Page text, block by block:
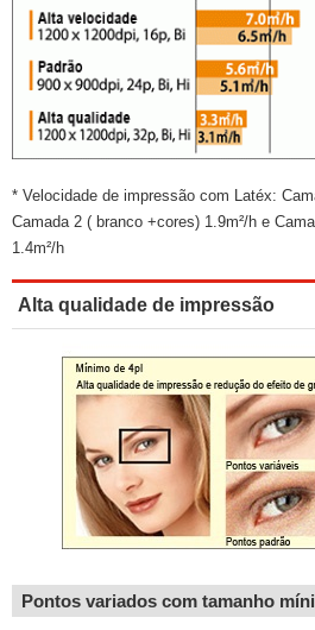
* Velocidade de impressão com Latéx:
Camada 2 ( branco +cores) 1.9m²/h e
1.4m²/h
Alta qualidade de impressão
Pontos variados com tamanho